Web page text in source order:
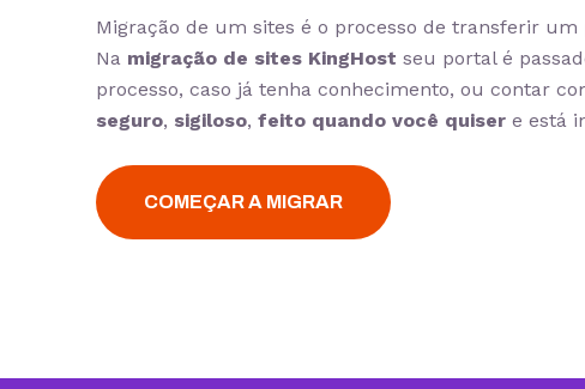
Migração de um sites é o processo de transferir
Na migração de sites KingHost seu portal é
processo, caso já tenha conhecimento, ou contar
seguro, sigiloso, feito quando você quiser e está
COMEÇAR A MIGRAR